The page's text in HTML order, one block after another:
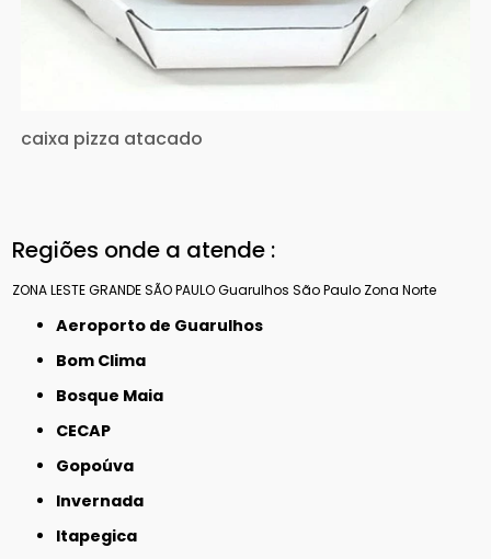
caixa pizza atacado
Regiões onde a atende :
ZONA LESTEGRANDE SÃO PAULOGuarulhos São Paulo Zona Norte
Aeroporto de Guarulhos
Bom Clima
Bosque Maia
CECAP
Gopoúva
Invernada
Itapegica